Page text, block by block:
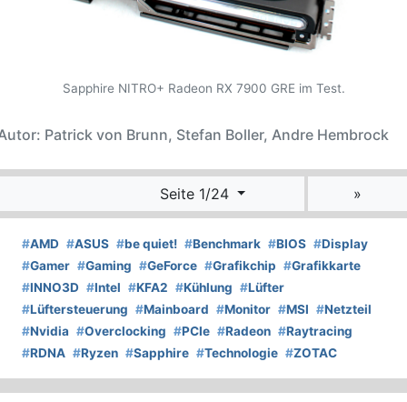
Sapphire NITRO+ Radeon RX 7900 GRE im Test.
Patrick von Brunn, Stefan Boller, Andre Hembrock
Seite 1/24 »
#AMD #ASUS #be quiet! #Benchmark #BIOS #Display
#Gamer #Gaming #GeForce #Grafikchip #Grafikkarte
#INNO3D #Intel #KFA2 #Kühlung #Lüfter
#Lüftersteuerung #Mainboard #Monitor #MSI #Netzteil
#Nvidia #Overclocking #PCIe #Radeon #Raytracing
#RDNA #Ryzen #Sapphire #Technologie #ZOTAC